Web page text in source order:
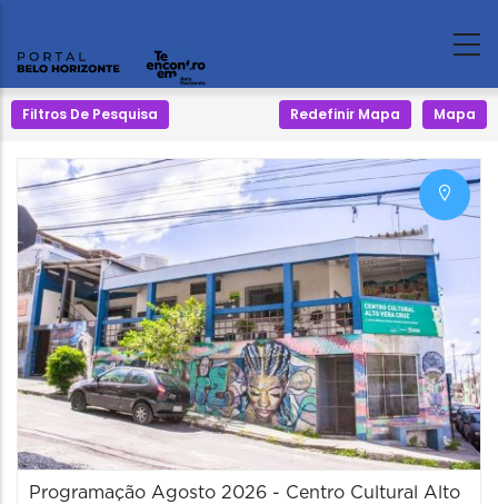
Filtros De Pesquisa Redefinir Mapa Mapa
Programação Agosto 2026 - Centro Cultural Alto